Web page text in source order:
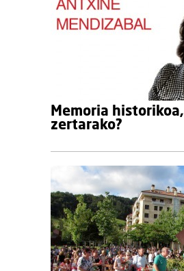
Memoria historikoa,
zertarako?